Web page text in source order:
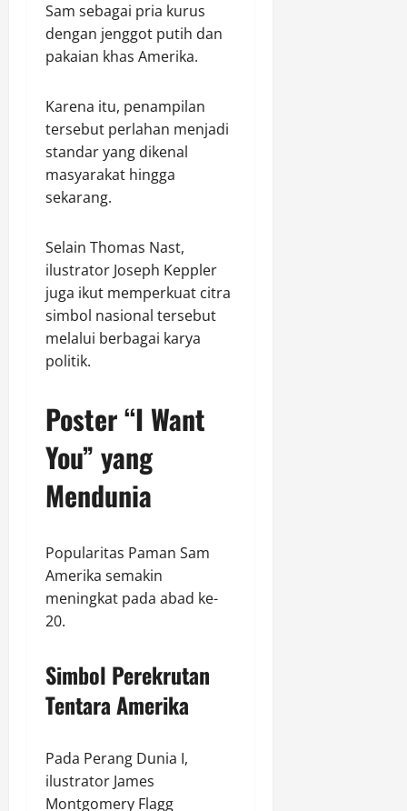
Sam sebagai pria kurus
dengan jenggot putih dan
pakaian khas Amerika.
Karena itu, penampilan
tersebut perlahan menjadi
standar yang dikenal
masyarakat hingga
sekarang.
Selain Thomas Nast,
ilustrator Joseph Keppler
juga ikut memperkuat citra
simbol nasional tersebut
melalui berbagai karya
politik.
Poster “I Want
You” yang
Mendunia
Popularitas Paman Sam
Amerika semakin
meningkat pada abad ke-
20.
Simbol Perekrutan
Tentara Amerika
Pada Perang Dunia I,
ilustrator James
Montgomery Flagg